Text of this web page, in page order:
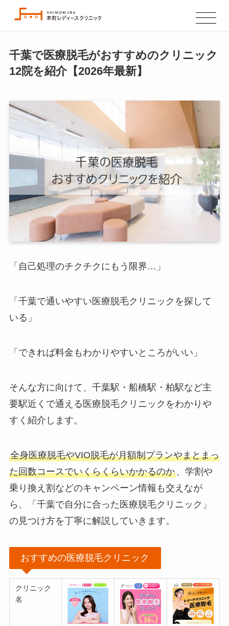
千葉で医療脱毛がおすすめのクリニック
12院を紹介【2026年最新】
「自己処理のチクチクにもう限界…」
「千葉で通いやすい医療脱毛クリニックを探して
いる」
「できれば料金もわかりやすいところがいい」
そんな方に向けて、千葉駅・船橋駅・柏駅など主
要駅近くで通える医療脱毛クリニックをわかりや
すく紹介します。
全身医療脱毛やVIO脱毛が月額制プランやまとまっ
た回数コースでいくらくらいかかるのか、学割や
乗り換え割などのキャンペーン情報も交えなが
ら、「千葉で自分に合った医療脱毛クリニック」
の見つけ方を丁寧に解説していきます。
おすすめの医療脱毛クリニック
クリニック
名